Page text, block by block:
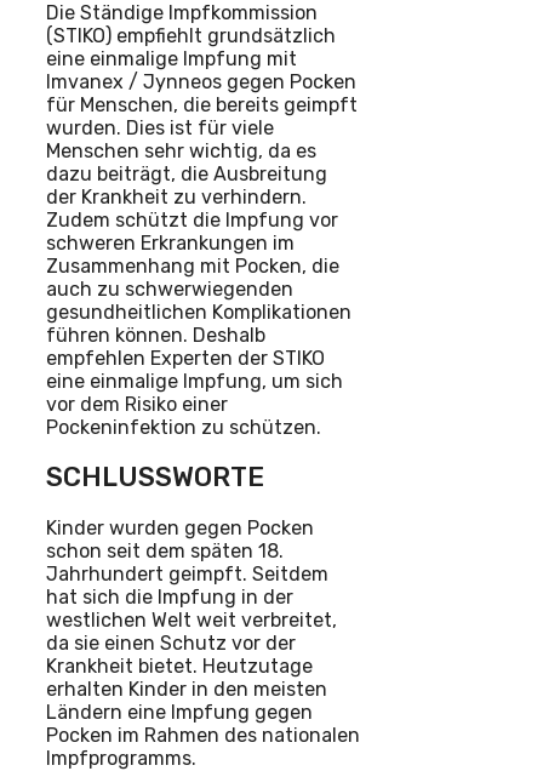
Die Ständige Impfkommission
(STIKO) empfiehlt grundsätzlich
eine einmalige Impfung mit
Imvanex / Jynneos gegen Pocken
für Menschen, die bereits geimpft
wurden. Dies ist für viele
Menschen sehr wichtig, da es
dazu beiträgt, die Ausbreitung
der Krankheit zu verhindern.
Zudem schützt die Impfung vor
schweren Erkrankungen im
Zusammenhang mit Pocken, die
auch zu schwerwiegenden
gesundheitlichen Komplikationen
führen können. Deshalb
empfehlen Experten der STIKO
eine einmalige Impfung, um sich
vor dem Risiko einer
Pockeninfektion zu schützen.
SCHLUSSWORTE
Kinder wurden gegen Pocken
schon seit dem späten 18.
Jahrhundert geimpft. Seitdem
hat sich die Impfung in der
westlichen Welt weit verbreitet,
da sie einen Schutz vor der
Krankheit bietet. Heutzutage
erhalten Kinder in den meisten
Ländern eine Impfung gegen
Pocken im Rahmen des nationalen
Impfprogramms.